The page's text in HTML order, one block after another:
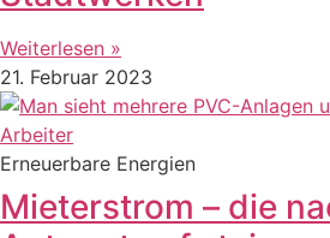
Weiterlesen »
21. Februar 2023
Erneuerbare Energien
Mieterstrom – die